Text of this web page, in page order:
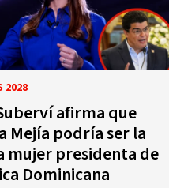
2028
afirma que
Mejía podría ser la
mujer presidenta de
Dominicana